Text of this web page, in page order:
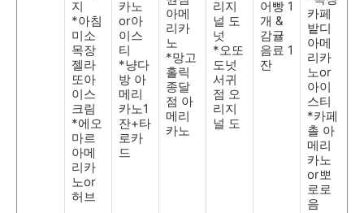
지
*아침
미소
목장
젤라
또아
이스
크림
*에오
마르
아메
리카
노or
허브
카노
or아
이스
티
*냥다
방 아
메리
카노1
잔+타
로카
드
아메
리카
노
*망고
홀릭
종달
점 아
메리
카노
리지
널 도
넛
*오또
도넛
서귀
점 오
리지
널 도
어빵 1
개 &
감귤
음료 1
잔
카페
밭디
아메
리카
노or
아이
스티
*카페
촐 아
메리
카노
or뽀
로로
음